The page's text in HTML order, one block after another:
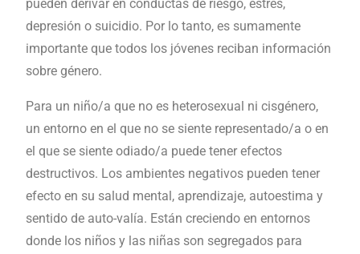
pueden derivar en conductas de riesgo, estrés,
depresión o suicidio. Por lo tanto, es sumamente
importante que todos los jóvenes reciban información
sobre género.
Para un niño/a que no es heterosexual ni cisgénero,
un entorno en el que no se siente representado/a o en
el que se siente odiado/a puede tener efectos
destructivos. Los ambientes negativos pueden tener
efecto en su salud mental, aprendizaje, autoestima y
sentido de auto-valía. Están creciendo en entornos
donde los niños y las niñas son segregados para